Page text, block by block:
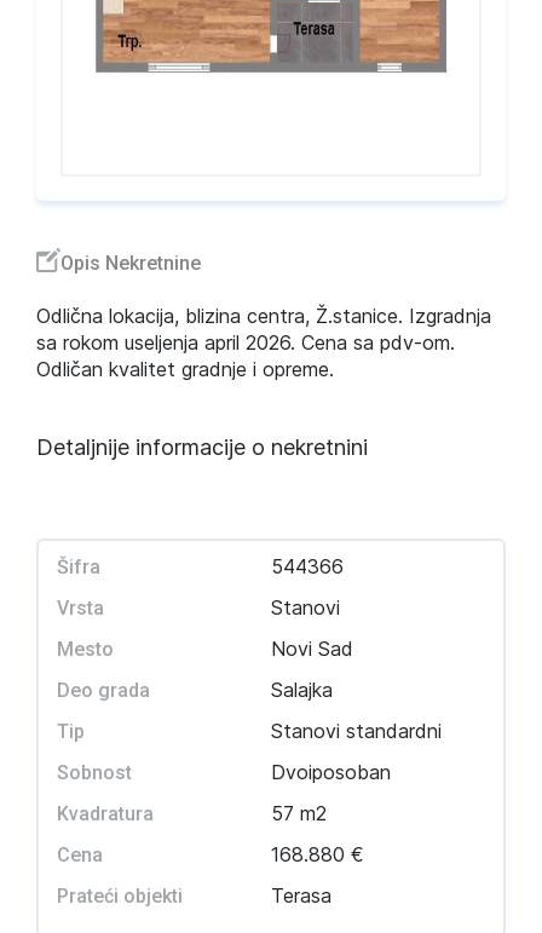
Opis Nekretnine
Odlična lokacija, blizina centra, Ž.stanice. Izgradnja
sa rokom useljenja april 2026. Cena sa pdv-om.
Odličan kvalitet gradnje i opreme.
Detaljnije informacije o nekretnini
Šifra 544366
Vrsta Stanovi
Mesto Novi Sad
Deo grada Salajka
Tip Stanovi standardni
Sobnost Dvoiposoban
Kvadratura 57 m2
Cena 168.880 €
Prateći objekti Terasa